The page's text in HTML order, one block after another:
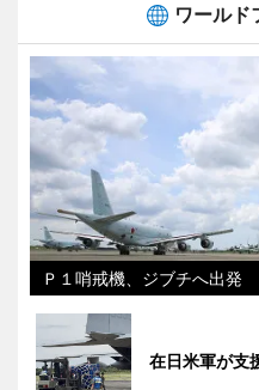
ワールド
Ｐ１哨戒機、ジブチへ出発
在日米軍が支